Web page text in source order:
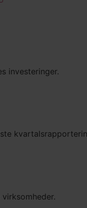
investeringer.